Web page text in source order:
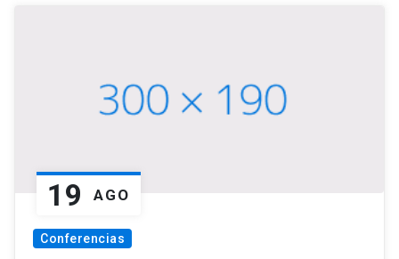
19 AGO
Conferencias